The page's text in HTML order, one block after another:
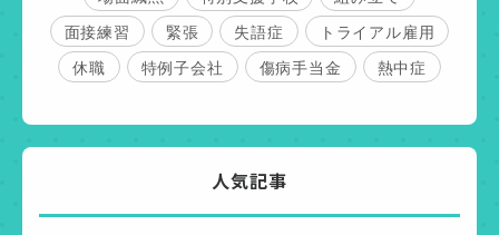
面接練習
緊張 失語症
トライアル雇用
休職
特例子会社 傷病手当金 熱中症
人気記事